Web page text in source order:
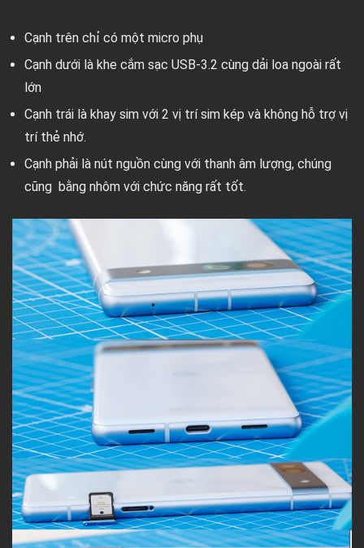
Cạnh trên chỉ có một micro phụ
Cạnh dưới là khe cắm sạc USB-3.2 cùng dải loa ngoài rất
lớn
Cạnh trái là khay sim với 2 vị trí sim kép và không hỗ trợ vị
trí thẻ nhớ.
Cạnh phải là nút nguồn cùng với thanh âm lượng, chúng
cũng bằng nhôm với chức năng rất tốt.